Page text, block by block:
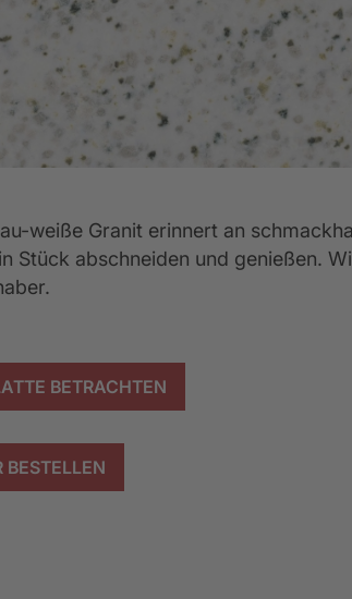
Küchen-Ausstattung Klassik-Küchen
Abverkaufsküchen Eventkalender
Wir sind ausgezeichnet 5 Jahre
weiße Granit erinnert an
Stück abschneiden und genießen.
BETRACHTEN
BESTELLEN